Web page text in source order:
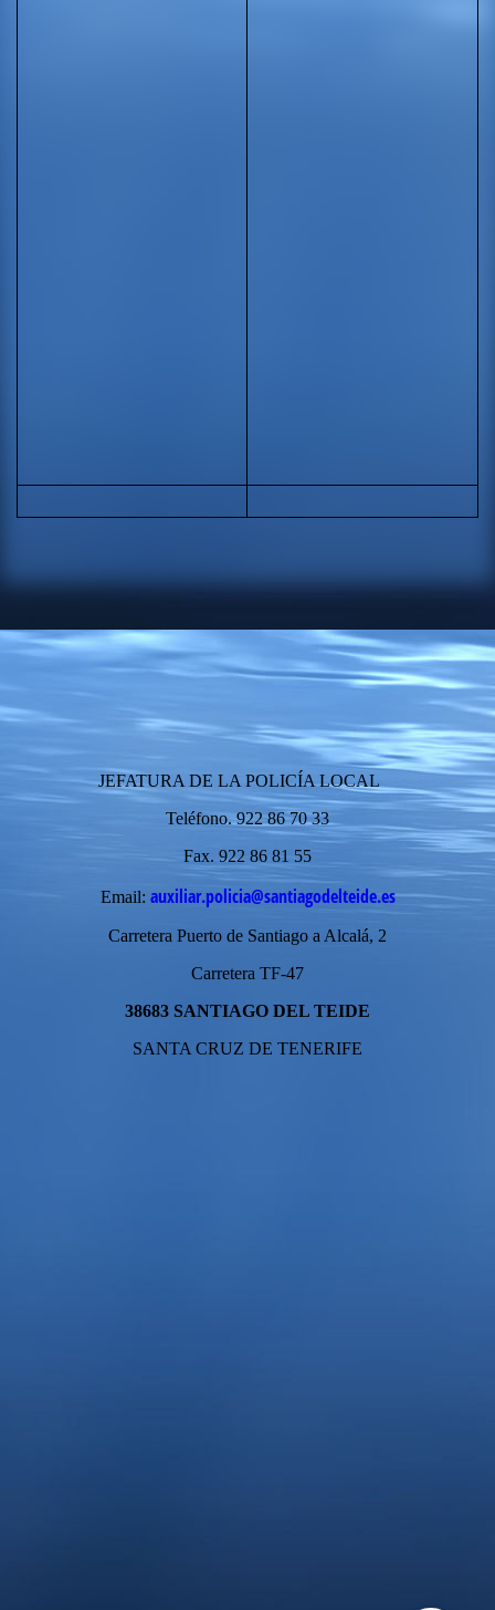
JEFATURA DE LA POLICÍA LOCAL
Teléfono. 922 86 70 33
Fax. 922 86 81 55
Email: auxiliar.policia@santiagodelteide.es
Carretera Puerto de Santiago a Alcalá, 2
Carretera TF-47
38683 SANTIAGO DEL TEIDE
SANTA CRUZ DE TENERIFE